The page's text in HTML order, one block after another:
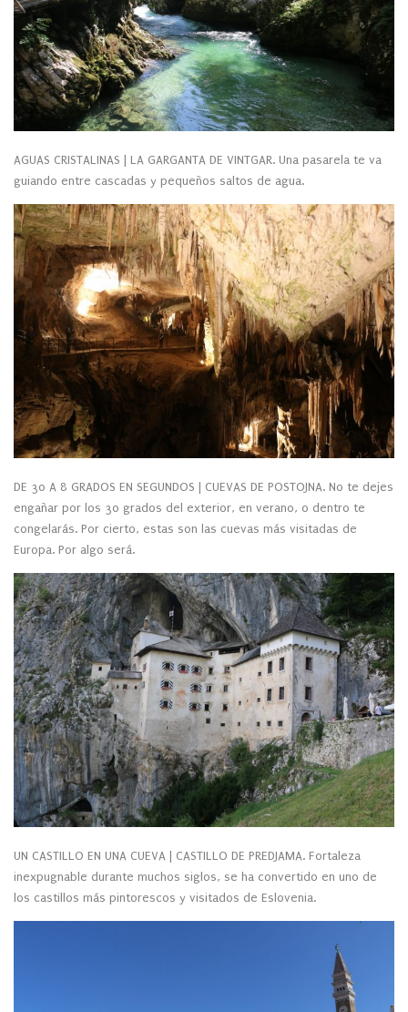
AGUAS CRISTALINAS | LA GARGANTA DE VINTGAR. Una pasarela te va
guiando entre cascadas y pequeños saltos de agua.
DE 30 A 8 GRADOS EN SEGUNDOS | CUEVAS DE POSTOJNA. No te dejes
engañar por los 30 grados del exterior, en verano, o dentro te
congelarás. Por cierto, estas son las cuevas más visitadas de
Europa. Por algo será.
UN CASTILLO EN UNA CUEVA | CASTILLO DE PREDJAMA. Fortaleza
inexpugnable durante muchos siglos, se ha convertido en uno de
los castillos más pintorescos y visitados de Eslovenia.